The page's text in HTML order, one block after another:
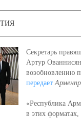
Секретарь
Артур
возобновлению
передает
«Республика
в этих форматах,